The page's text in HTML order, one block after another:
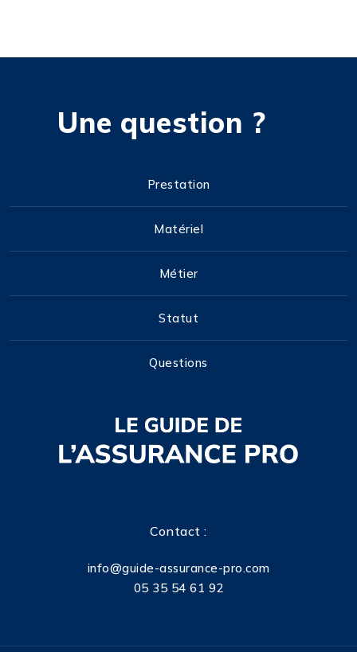
Une question ?
Prestation
Matériel
Métier
Statut
Questions
Contact :
info@guide-assurance-pro.com
05 35 54 61 92